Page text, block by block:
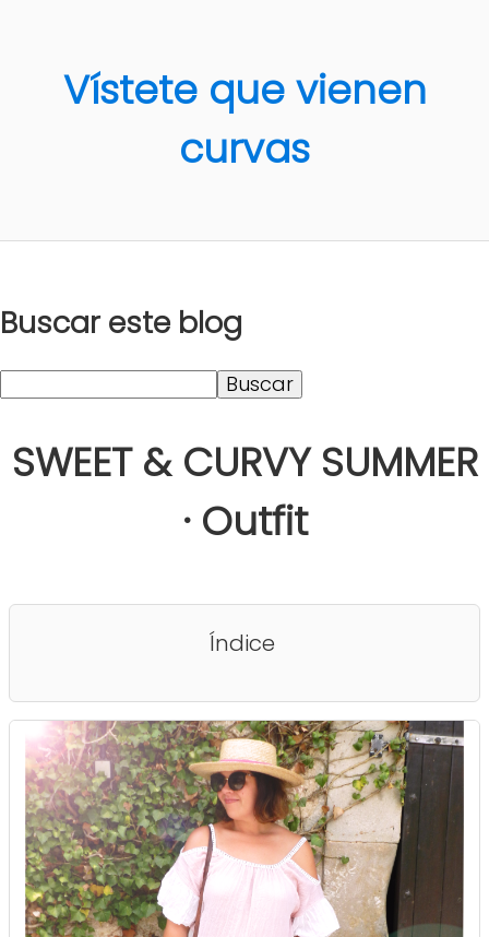
Vístete que vienen
curvas
Buscar este blog
SWEET & CURVY SUMMER
· Outfit
Índice